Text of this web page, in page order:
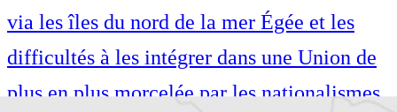
via les îles du nord de la mer Égée et les
difficultés à les intégrer dans une Union de
plus en plus morcelée par les nationalismes.